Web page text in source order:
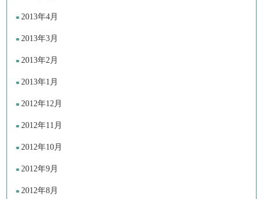
2013年4月
2013年3月
2013年2月
2013年1月
2012年12月
2012年11月
2012年10月
2012年9月
2012年8月